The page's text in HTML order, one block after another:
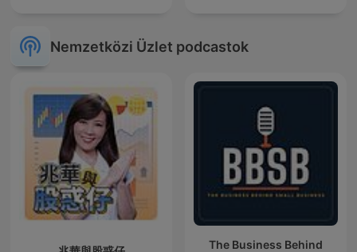
Nemzetközi Üzlet podcastok
The Business Behind